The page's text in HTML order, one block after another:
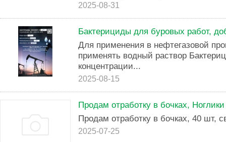
2025-08-31
Бактерициды для буровых работ,
Для применения в нефтегазовой
применять водный раствор
концентрации...
2025-08-15
Продам отработку в бочках, Ноглики
Продам отработку в бочках, 40 шт,
2025-07-25